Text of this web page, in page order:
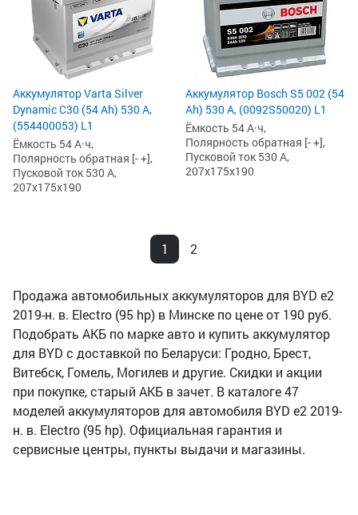
Аккумулятор Varta Silver
Dynamic C30 (54 Ah) 530 А,
(554400053) L1
Ёмкость 54 А·ч,
Полярность обратная [- +],
Пусковой ток 530 А,
207x175x190
Аккумулятор Bosch S5 002 (54
Ah) 530 А, (0092S50020) L1
Ёмкость 54 А·ч,
Полярность обратная [- +],
Пусковой ток 530 А,
207x175x190
1 2
Продажа автомобильных аккумуляторов для BYD e2
2019-н. в. Electro (95 hp) в Минске по цене от 190 руб.
Подобрать АКБ по марке авто и купить аккумулятор
для BYD с доставкой по Беларуси: Гродно, Брест,
Витебск, Гомель, Могилев и другие. Скидки и акции
при покупке, старый АКБ в зачет. В каталоге 47
моделей аккумуляторов для автомобиля BYD e2 2019-
н. в. Electro (95 hp). Официальная гарантия и
сервисные центры, пункты выдачи и магазины.